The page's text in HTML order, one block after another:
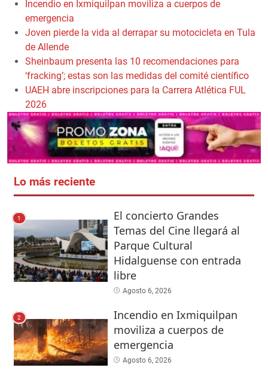
Incendio en Ixmiquilpan moviliza a cuerpos de
emergencia
Joven pierde la vida al derrapar su motocicleta en Tula
de Allende
Sheinbaum presenta las 10 recomendaciones para
‘fracking’; estas son las medidas del comité científico
UAEH abre inscripciones para la Carrera Atlética FUL
2026
Lo más reciente
1
El concierto Grandes
Temas del Cine llegará al
Parque Cultural
Hidalguense con entrada
libre
Agosto 6, 2026
2
Incendio en Ixmiquilpan
moviliza a cuerpos de
emergencia
Agosto 6, 2026